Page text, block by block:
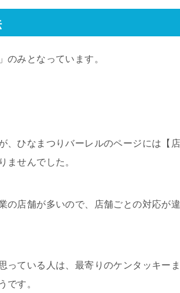
のみとなっています。
、ひなまつりバーレルのページには【
ませんでした。
の店舗が多いので、店舗ごとの対応が
っている人は、最寄りのケンタッキー
です。